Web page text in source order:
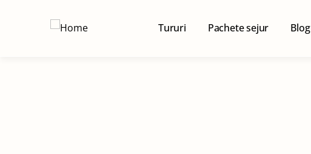
Tururi Pachete sejur Blog